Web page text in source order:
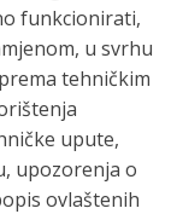
funkcionirati,
u svrhu
tehničkim
upute,
upozorenja o
ovlaštenih